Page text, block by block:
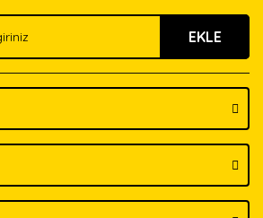
sitelerden daha pahalı.
farklı alternatifler olmalı.
EKLE